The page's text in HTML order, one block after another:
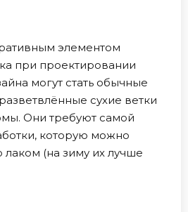
элементом
при проектировании
могут стать обычные
сухие ветки
Они требуют самой
которую можно
(на зиму их лучше